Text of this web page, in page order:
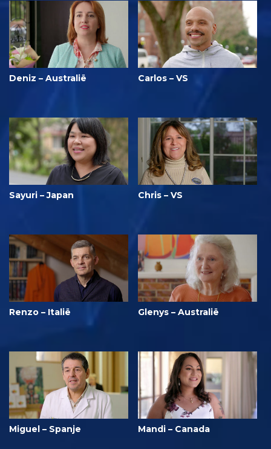
Deniz – Australië Carlos – VS
Sayuri – Japan Chris – VS
Renzo – Italië Glenys – Australië
Miguel – Spanje Mandi – Canada